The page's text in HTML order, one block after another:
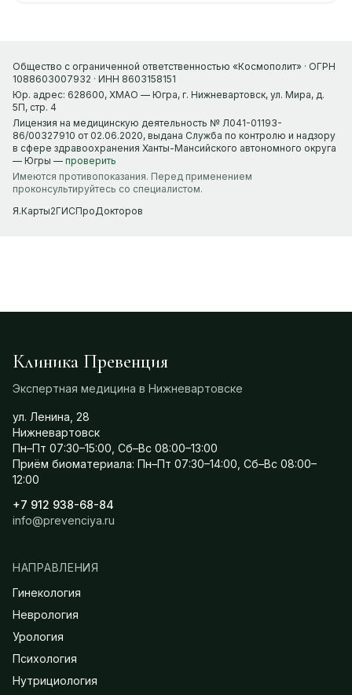
Общество с ограниченной ответственностью «Космополит» · ОГРН
1088603007932 · ИНН 8603158151
Юр. адрес: 628600, ХМАО — Югра, г. Нижневартовск, ул. Мира, д.
5П, стр. 4
Лицензия на медицинскую деятельность № Л041-01193-
86/00327910 от 02.06.2020, выдана Служба по контролю и надзору
в сфере здравоохранения Ханты-Мансийского автономного округа
— Югры — проверить
Имеются противопоказания. Перед применением
проконсультируйтесь со специалистом.
Я.Карты2ГИСПроДокторов
Клиника Превенция
Экспертная медицина в Нижневартовске
ул. Ленина, 28
Нижневартовск
Пн–Пт 07:30–15:00, Сб–Вс 08:00–13:00
Приём биоматериала: Пн–Пт 07:30–14:00, Сб–Вс 08:00–
12:00
+7 912 938-68-84
info@prevenciya.ru
НАПРАВЛЕНИЯ
Гинекология
Неврология
Урология
Психология
Нутрициология